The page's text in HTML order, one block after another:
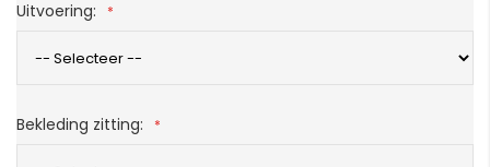
Uitvoering:
Bekleding zitting: